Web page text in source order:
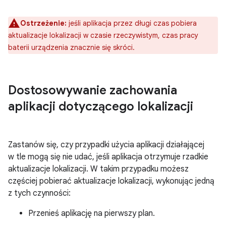
Ostrzeżenie: jeśli aplikacja przez długi czas pobiera
aktualizacje lokalizacji w czasie rzeczywistym, czas pracy
baterii urządzenia znacznie się skróci.
Dostosowywanie zachowania
aplikacji dotyczącego lokalizacji
Zastanów się, czy przypadki użycia aplikacji działającej
w tle mogą się nie udać, jeśli aplikacja otrzymuje rzadkie
aktualizacje lokalizacji. W takim przypadku możesz
częściej pobierać aktualizacje lokalizacji, wykonując jedną
z tych czynności:
Przenieś aplikację na pierwszy plan.